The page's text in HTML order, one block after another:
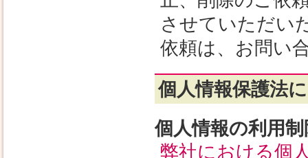
させていただい
依頼は、お問い
個人情報保護法
個人情報の利用制
弊社における個